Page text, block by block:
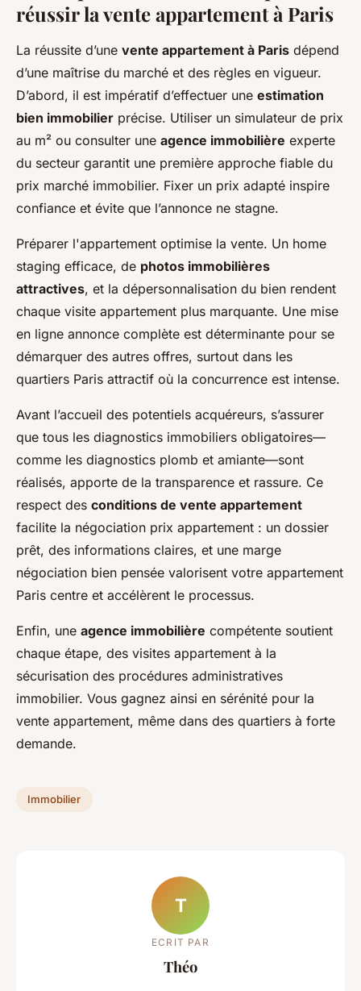
réussir la vente appartement à Paris
La réussite d’une vente appartement à Paris dépend
d’une maîtrise du marché et des règles en vigueur.
D’abord, il est impératif d’effectuer une estimation
bien immobilier précise. Utiliser un simulateur de prix
au m² ou consulter une agence immobilière experte
du secteur garantit une première approche fiable du
prix marché immobilier. Fixer un prix adapté inspire
confiance et évite que l’annonce ne stagne.
Préparer l'appartement optimise la vente. Un home
staging efficace, de photos immobilières
attractives, et la dépersonnalisation du bien rendent
chaque visite appartement plus marquante. Une mise
en ligne annonce complète est déterminante pour se
démarquer des autres offres, surtout dans les
quartiers Paris attractif où la concurrence est intense.
Avant l’accueil des potentiels acquéreurs, s’assurer
que tous les diagnostics immobiliers obligatoires—
comme les diagnostics plomb et amiante—sont
réalisés, apporte de la transparence et rassure. Ce
respect des conditions de vente appartement
facilite la négociation prix appartement : un dossier
prêt, des informations claires, et une marge
négociation bien pensée valorisent votre appartement
Paris centre et accélèrent le processus.
Enfin, une agence immobilière compétente soutient
chaque étape, des visites appartement à la
sécurisation des procédures administratives
immobilier. Vous gagnez ainsi en sérénité pour la
vente appartement, même dans des quartiers à forte
demande.
Immobilier
T
ECRIT PAR
Théo